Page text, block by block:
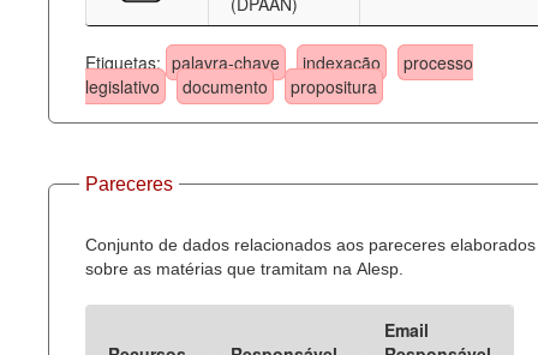
Etiquetas: palavra-chave indexação
processo
legislativo
documento propositura
Pareceres
Conjunto de dados relacionados aos pareceres elaborados
sobre as matérias que tramitam na Alesp.
Email